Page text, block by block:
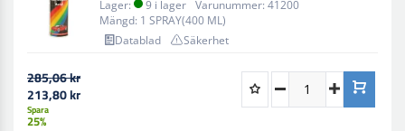
Lager: 9 i lager Varunummer: 41200
Mängd: 1 SPRAY(400 ML)
Datablad
Säkerhet
285,06 kr
213,80 kr
Spara
25%